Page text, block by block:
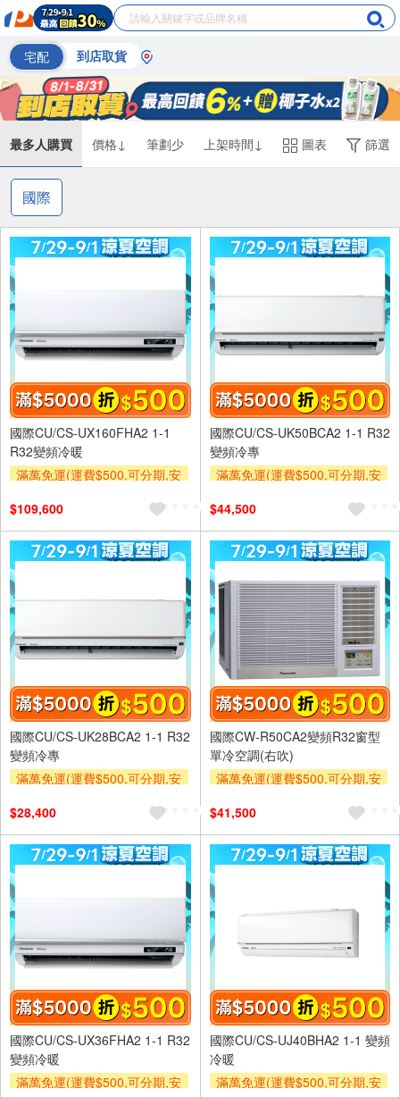
宅配 到店取貨
最多人購買 價格↓ 筆劃少 上架時間↓ 圖表 篩選
國際
國際CU/CS-UX160FHA2 1-1
R32變頻冷暖
滿萬免運(運費$500,可分期,安
及使用6期以上分期0利率,需付
基本安裝運費)
滿額折$500
滿額贈券
$109,600
國際CU/CS-UK50BCA2 1-1 R32
變頻冷專
滿萬免運(運費$500,可分期,安
及使用6期以上分期0利率,需付
基本安裝運費)
滿額折$500
滿額贈券
$44,500
國際CU/CS-UK28BCA2 1-1 R32
變頻冷專
滿萬免運(運費$500,可分期,安
及使用6期以上分期0利率,需付
基本安裝運費)
滿額折$500
滿額贈券
$28,400
國際CW-R50CA2變頻R32窗型
單冷空調(右吹)
滿萬免運(運費$500,可分期,安
及使用6期以上分期0利率,需付
基本安裝運費)
滿額折$500
滿額贈券
$41,500
國際CU/CS-UX36FHA2 1-1 R32
變頻冷暖
滿萬免運(運費$500,可分期,安
國際CU/CS-UJ40BHA2 1-1 變頻
冷暖
滿萬免運(運費$500,可分期,安